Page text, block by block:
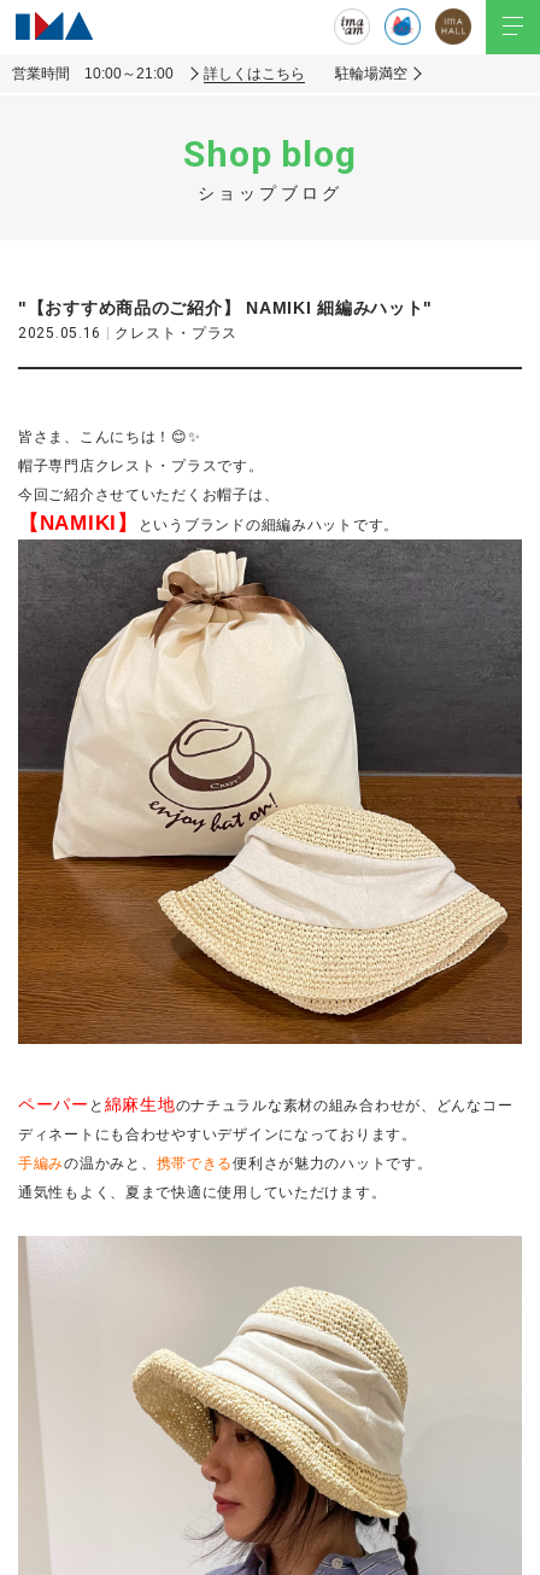
営業時間 10:00～21:00 詳しくはこちら 駐輪場満空
Shop blog
ショップブログ
"【おすすめ商品のご紹介】 NAMIKI 細編みハット"
2025.05.16 | クレスト・プラス
皆さま、こんにちは！😊✨
帽子専門店クレスト・プラスです。
今回ご紹介させていただくお帽子は、
【NAMIKI】 というブランドの細編みハットです。
ペーパー と 綿麻生地のナチュラルな素材の組み合わせが、どんなコー
ディネートにも合わせやすいデザインになっております。
手編みの温かみと、 携帯できる便利さが魅力のハットです。
通気性もよく、夏まで快適に使用していただけます。